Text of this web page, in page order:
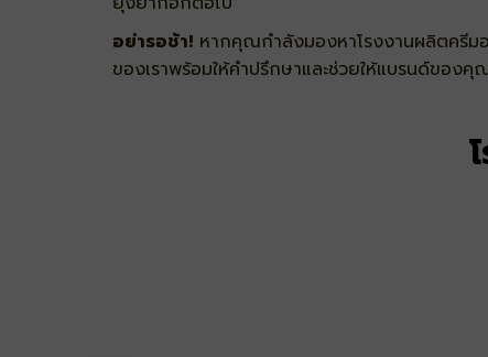
อย่ารอช้า! หากคุณกำลังมองหาโรงงานผลิตครีม
ของเราพร้อมให้คำปรึกษาและช่วยให้แบรนด์ของคุ